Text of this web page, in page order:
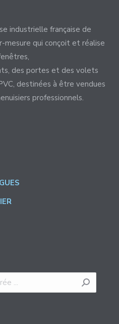
industrielle française de
mesure qui conçoit et réalise
des portes et des volets
destinées à être vendues
professionnels.